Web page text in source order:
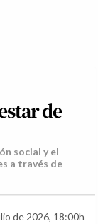
de
social y el
a través de
de 2026, 18:00h